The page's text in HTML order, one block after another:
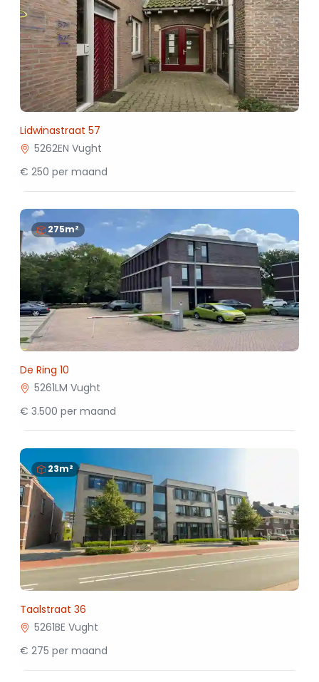
Lidwinastraat 57
5262EN Vught
€ 250 per maand
275m²
De Ring 10
5261LM Vught
€ 3.500 per maand
23m²
Taalstraat 36
5261BE Vught
€ 275 per maand